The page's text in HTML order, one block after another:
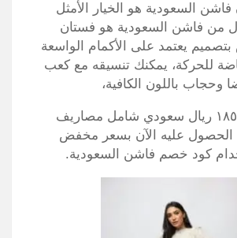
السعودية هو الخيار الأمثل
من فاشن السعودية هو فستان
يعتمد على الأكمام الواسعة
للحركة، يمكنك تنسيقه مع كعب
وحجاب باللون الكافية،
سعر الفستان ١٨٥ ريال سعودي شامل مصاريف
الحصول عليه الآن بسعر مخفض
كود خصم فاشن السعودية.